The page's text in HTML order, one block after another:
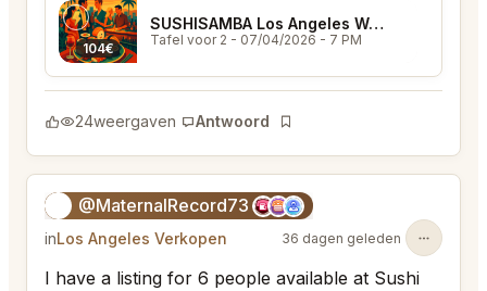
104€
SUSHISAMBA Los Angeles West Hollywood
Tafel voor 2 - 07/04/2026 - 7 PM
24weergaven Antwoord
Bladwijzer
@MaternalRecord73
inLos Angeles Verkopen 36 dagen geleden
I have a listing for 6 people available at Sushi